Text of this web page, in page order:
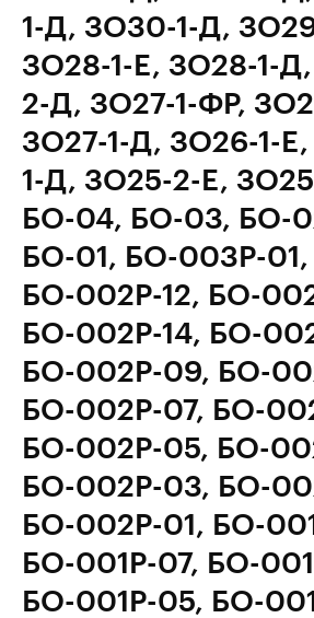
1-Д, ЗО30-1-Д,
ЗО28-1-E, ЗО28-1-
2-Д, ЗО27-1-ФР,
ЗО27-1-Д, ЗО26-1-
1-Д, ЗО25-2-Е,
БО-04, БО-03, БО-
БО-01, БО-003Р-01,
БО-002Р-12, БО-
БО-002Р-14, БО-
БО-002Р-09, БО-
БО-002Р-07, БО-
БО-002Р-05, БО-
БО-002Р-03, БО-
БО-002Р-01, БО-
БО-001Р-07, БО-
БО-001Р-05, БО-